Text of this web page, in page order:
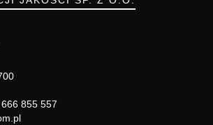
855 557